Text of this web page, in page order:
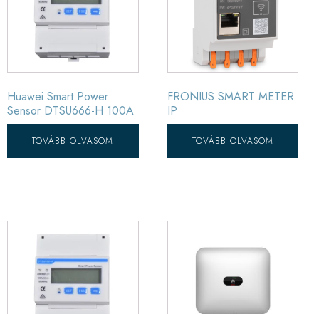
Huawei Smart Power
Sensor DTSU666-H 100A
TOVÁBB OLVASOM
FRONIUS SMART METER
IP
TOVÁBB OLVASOM